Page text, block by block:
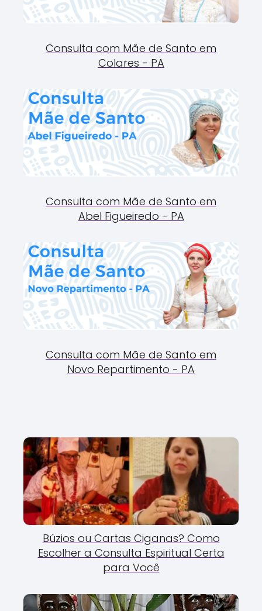
Consulta com Mãe de Santo em
Colares - PA
Consulta com Mãe de Santo em
Abel Figueiredo - PA
Consulta com Mãe de Santo em
Novo Repartimento - PA
Búzios ou Cartas Ciganas? Como
Escolher a Consulta Espiritual Certa
para Você